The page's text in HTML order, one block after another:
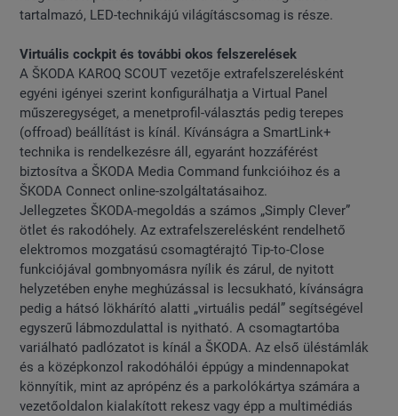
tartalmazó, LED-technikájú világításcsomag is része.
Virtuális cockpit és további okos felszerelések
A ŠKODA KAROQ SCOUT vezetője extrafelszerelésként
egyéni igényei szerint konfigurálhatja a Virtual Panel
műszeregységet, a menetprofil-választás pedig terepes
(offroad) beállítást is kínál. Kívánságra a SmartLink+
technika is rendelkezésre áll, egyaránt hozzáférést
biztosítva a ŠKODA Media Command funkcióihoz és a
ŠKODA Connect online-szolgáltatásaihoz.
Jellegzetes ŠKODA-megoldás a számos „Simply Clever”
ötlet és rakodóhely. Az extrafelszerelésként rendelhető
elektromos mozgatású csomagtérajtó Tip-to-Close
funkciójával gombnyomásra nyílik és zárul, de nyitott
helyzetében enyhe meghúzással is lecsukható, kívánságra
pedig a hátsó lökhárító alatti „virtuális pedál” segítségével
egyszerű lábmozdulattal is nyitható. A csomagtartóba
variálható padlózatot is kínál a ŠKODA. Az első üléstámlák
és a középkonzol rakodóhálói éppúgy a mindennapokat
könnyítik, mint az aprópénz és a parkolókártya számára a
vezetőoldalon kialakított rekesz vagy épp a multimédiás